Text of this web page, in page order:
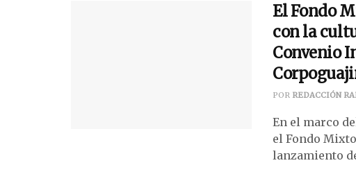
El Fondo
con la
Convenio
POR REDACCIÓN
En el marco
el Fondo
lanzamiento